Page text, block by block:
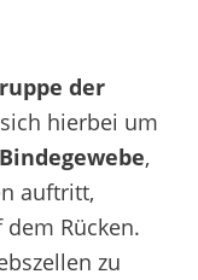
der
hierbei um
Bindegewebe,
auftritt,
Rücken.
zu